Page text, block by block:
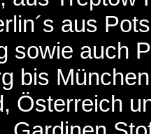
aus
sowie auch
bis
Österreich